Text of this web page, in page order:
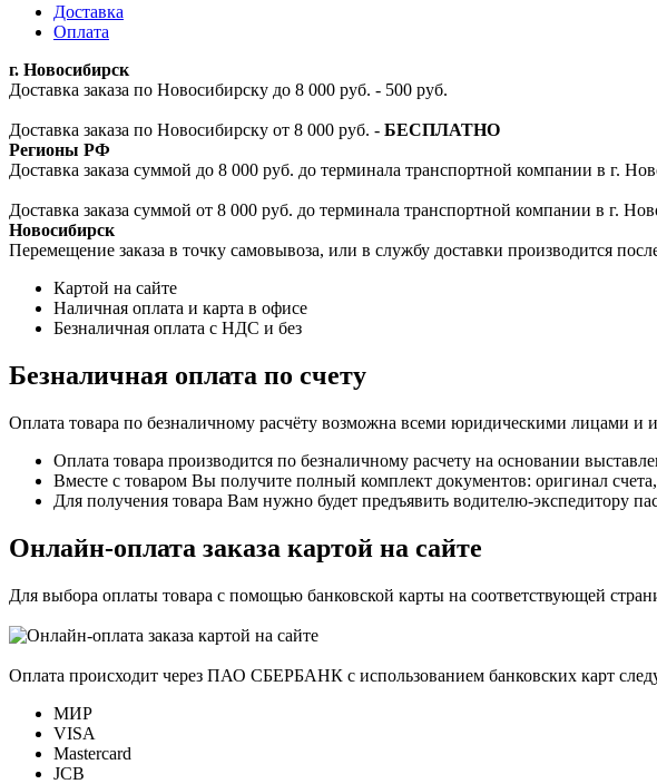
Доставка
Оплата
г. Новосибирск
Доставка заказа по Новосибирску до 8 000 руб. - 500 руб.
Доставка заказа по Новосибирску от 8 000 руб. - БЕСПЛАТНО
Регионы РФ
Доставка заказа суммой до 8 000 руб. до терминала транспортной компании в г.
Доставка заказа суммой от 8 000 руб. до терминала транспортной компании в г.
Новосибирск
Перемещение заказа в точку самовывоза, или в службу доставки производится
Картой на сайте
Наличная оплата и карта в офисе
Безналичная оплата с НДС и без
Безналичная оплата по счету
Оплата товара по безналичному расчёту возможна всеми юридическими лицами
Оплата товара производится по безналичному расчету на основании
Вместе с товаром Вы получите полный комплект документов: оригинал
Для получения товара Вам нужно будет предъявить водителю-экспедитору
Онлайн-оплата заказа картой на сайте
Для выбора оплаты товара с помощью банковской карты на соответствующей
Оплата происходит через ПАО СБЕРБАНК с использованием банковских карт
МИР
VISA
Mastercard
JCB